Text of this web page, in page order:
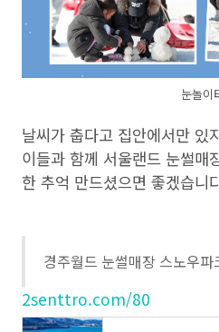
눈놀이
날씨가 춥다고 집안에서만 있
이들과 함께 서울랜드 눈썰매
한 추억 만드셨으면 좋겠습니
경주월드 눈썰매장 스노우파
2senttro.com/80